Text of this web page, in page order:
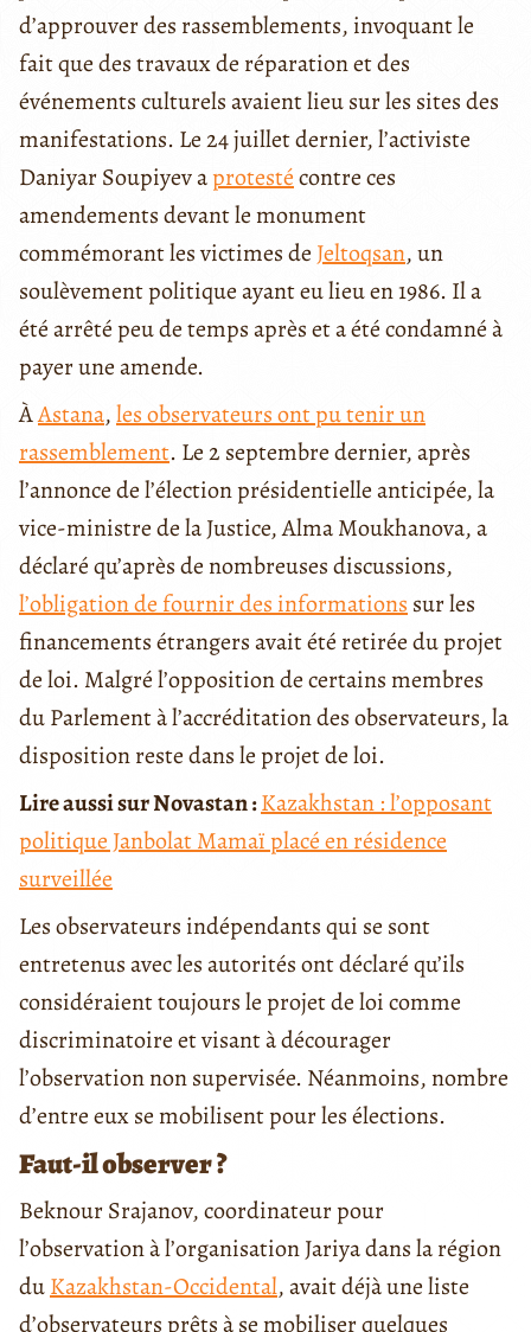
d’approuver des rassemblements, invoquant le
fait que des travaux de réparation et des
événements culturels avaient lieu sur les sites des
manifestations. Le 24 juillet dernier, l’activiste
Daniyar Soupiyev aprotestécontre ces
amendements devant le monument
commémorant les victimes deJeltoqsan, un
soulèvement politique ayant eu lieu en 1986. Il a
été arrêté peu de temps après et a été condamné à
payer une amende.
ÀAstana,les observateurs ont pu tenir un
rassemblement. Le 2 septembre dernier, après
l’annonce de l’élection présidentielle anticipée, la
vice-ministre de la Justice, Alma Moukhanova, a
déclaré qu’après de nombreuses discussions,
l’obligation de fournir des informations sur les
financements étrangers avait été retirée du projet
de loi. Malgré l’opposition de certains membres
du Parlement à l’accréditation des observateurs, la
disposition reste dans le projet de loi.
Lire aussi sur Novastan :Kazakhstan : l’opposant
politique Janbolat Mamaï placé en résidence
surveillée
Les observateurs indépendants qui se sont
entretenus avec les autorités ont déclaré qu’ils
considéraient toujours le projet de loi comme
discriminatoire et visant à décourager
l’observation non supervisée. Néanmoins, nombre
d’entre eux se mobilisent pour les élections.
Faut-il observer ?
Beknour Srajanov, coordinateur pour
l’observation à l’organisation Jariya dans la région
duKazakhstan-Occidental, avait déjà une liste
d’observateurs prêts à se mobiliser quelques